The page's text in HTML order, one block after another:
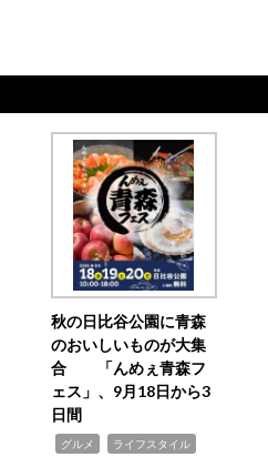
秋の日比谷公園に青森
のおいしいものが大集
合 「んめぇ青森フ
ェス」、9月18日から3
日間
グルメ ライフスタイル